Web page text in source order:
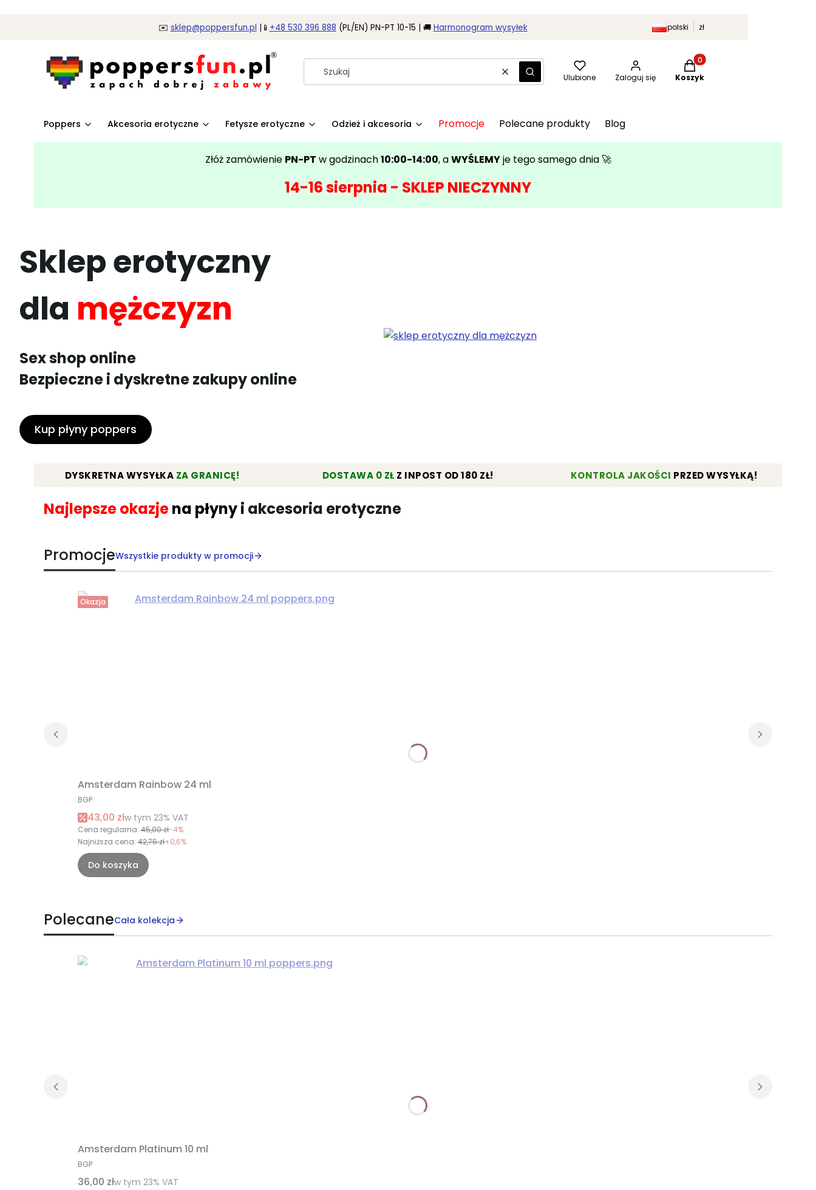
✉️ sklep@poppersfun.pl |📱 +48 530 396 888 (PL/EN) PN-PT 10-15 | 🚚 Harmonogram wysyłek polski zł
WyczyśćSzukaj Ulubione Zaloguj się
Produkty w koszyku: 0.
Koszyk
Poppers Akcesoria erotyczne Fetysze erotyczne Odzież i akcesoria Promocje Polecane produkty Blog
Złóż zamówienie PN-PT w godzinach10:00-14:00, aWYŚLEMYje tego samego dnia 🚀
14-16 sierpnia - SKLEP NIECZYNNY
Sklep erotyczny
dla mężczyzn
Sex shop online
Bezpieczne i dyskretne zakupy online
Kup płyny poppers
DYSKRETNA WYSYŁKA ZA GRANICĘ! DOSTAWA 0 ZŁ Z INPOST OD 180 ZŁ! KONTROLA JAKOŚCI PRZED WYSYŁKĄ!
Najlepsze okazjena płyny i akcesoria erotyczne
PromocjeWszystkie produkty w promocji
Okazja
Amsterdam Rainbow 24 ml
PRODUCENT
BGP
Cena promocyjna brutto
43,00 złw tym %s VAT
w tym 23% VAT
Cena regularna: 45,00 zł-4%
Najniższa cena: 42,75 zł+0,6%
Do koszyka
PolecaneCała kolekcja
Amsterdam Platinum 10 ml
PRODUCENT
BGP
Cena brutto
36,00 złw tym %s VAT
w tym 23% VAT